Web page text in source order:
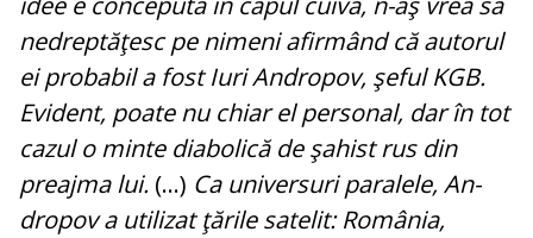
nedreptăţesc pe ni­meni afirmând că autorul
ei probabil a fost Iuri Andropov, şeful KGB.
Evident, poa­te nu chiar el personal, dar în tot
ca­zul o minte diabolică de şahist rus din
preajma lui. (...) Ca universuri paralele, An­
dropov a utilizat ţările satelit: Ro­mâ­nia,